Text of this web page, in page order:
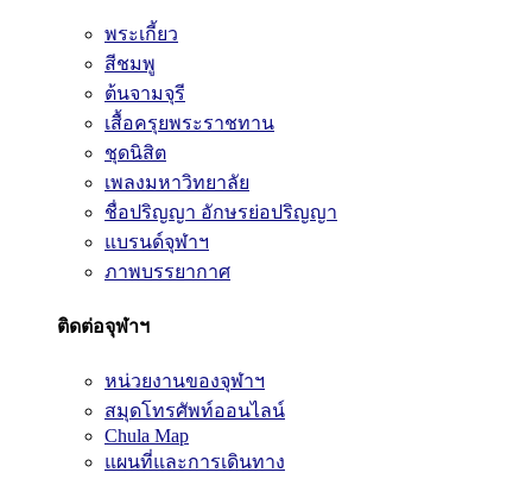
พระเกี้ยว
สีชมพู
ต้นจามจุรี
เสื้อครุยพระราชทาน
ชุดนิสิต
เพลงมหาวิทยาลัย
ชื่อปริญญา อักษรย่อปริญญา
แบรนด์จุฬาฯ
ภาพบรรยากาศ
ติดต่อจุฬาฯ
หน่วยงานของจุฬาฯ
สมุดโทรศัพท์ออนไลน์
Chula Map
แผนที่และการเดินทาง